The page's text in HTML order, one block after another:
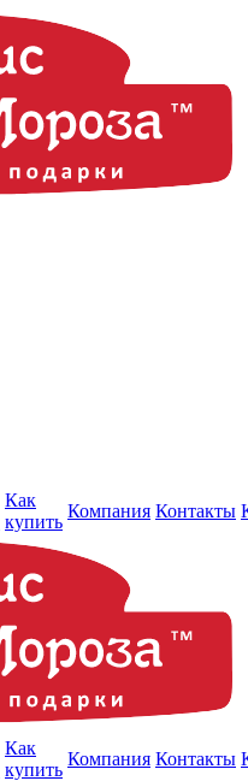
Как
купить
Компания Контакты
Как
купить
Компания Контакты